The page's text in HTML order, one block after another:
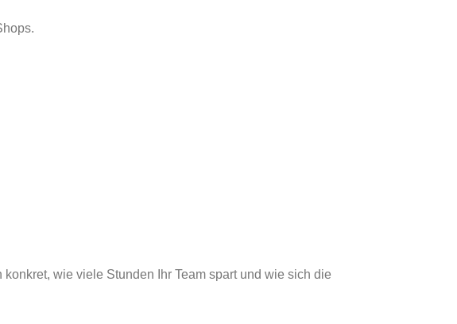
wie viele Stunden Ihr Team spart und wie sich die